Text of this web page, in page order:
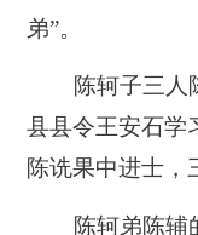
弟”。
陈轲子三人
县县令王安石学
陈诜果中进士，
陈轲弟陈辅